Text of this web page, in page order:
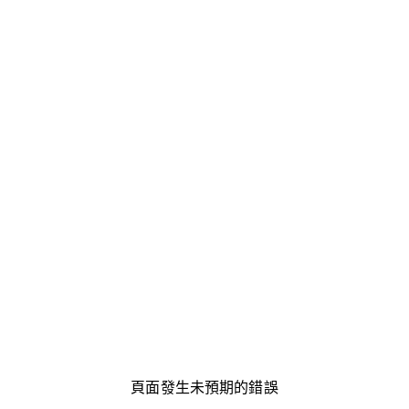
頁面發生未預期的錯誤